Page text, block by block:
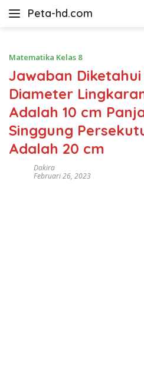
Peta-hd.com
Kumpulan
HD
Matematika Kelas 8
Jawaban Diketahui
Diameter
Adalah 10 cm
Singgung
Adalah 20 cm
Dakira
Februari 26, 2023